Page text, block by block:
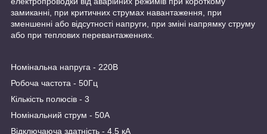
замиканні, при критичних струмах навантаження, при
зменшенні або відсутності напруги, при зміні напрямку струму
або при теплових перевантаженнях.
Номінальна напруга - 220В
Робоча частота - 50Гц
Кількість полюсів - 3
Номінальний струм - 50А
Відключаюча здатність - 4,5 кА